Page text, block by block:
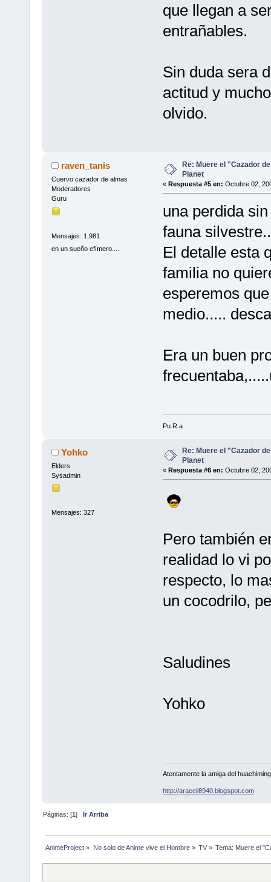
que llegan a
entrañables.
Sin duda sera
actitud y
olvido.
raven_tanis
Cuervo cazador de almas
Moderadores
Guru
Mensajes: 1,981
en un sueño efímero....
Re: Muere el "Cazador
Planet
« Respuesta #5 en: Octubre 02,
una perdida
fauna
El detalle esta
familia no
esperemos
medio.....
Era un buen
Pu.R.a
Yohko
Elders
Sysadmin
Mensajes: 327
Re: Muere el "Cazador
Planet
« Respuesta #6 en: Octubre 02,
Pero también
realidad lo vi
respecto, lo
un cocodrilo,
Saludines
Yohko
Atentamente la amiga del
http://araceli8940.blogspot.com
Páginas: [1]Ir Arriba
AnimeProject » No solo de Anime vive el Hombre» TV» Tema: Muere el